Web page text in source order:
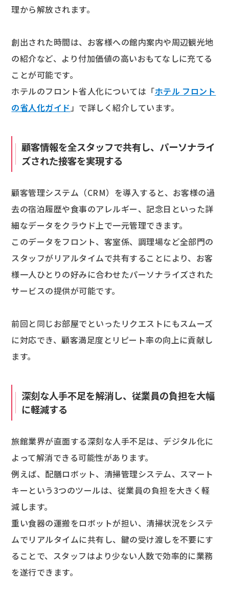
理から解放されます。
創出された時間は、お客様への館内案内や周辺観光地
の紹介など、より付加価値の高いおもてなしに充てる
ことが可能です。
ホテルのフロント省人化については「ホテル フロント
の省人化ガイド」で詳しく紹介しています。
顧客情報を全スタッフで共有し、パーソナライ
ズされた接客を実現する
顧客管理システム（CRM）を導入すると、お客様の過
去の宿泊履歴や食事のアレルギー、記念日といった詳
細なデータをクラウド上で一元管理できます。
このデータをフロント、客室係、調理場など全部門の
スタッフがリアルタイムで共有することにより、お客
様一人ひとりの好みに合わせたパーソナライズされた
サービスの提供が可能です。
前回と同じお部屋でといったリクエストにもスムーズ
に対応でき、顧客満足度とリピート率の向上に貢献し
ます。
深刻な人手不足を解消し、従業員の負担を大幅
に軽減する
旅館業界が直面する深刻な人手不足は、デジタル化に
よって解消できる可能性があります。
例えば、配膳ロボット、清掃管理システム、スマート
キーという3つのツールは、従業員の負担を大きく軽
減します。
重い食器の運搬をロボットが担い、清掃状況をシステ
ムでリアルタイムに共有し、鍵の受け渡しを不要にす
ることで、スタッフはより少ない人数で効率的に業務
を遂行できます。